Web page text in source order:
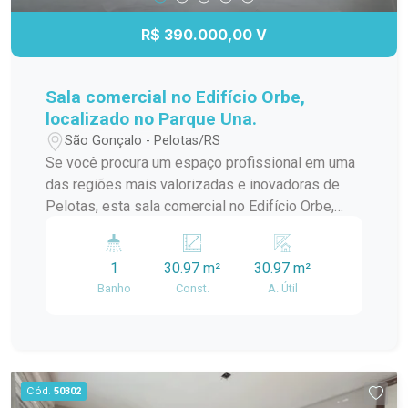
R$ 390.000,00 V
Sala comercial no Edifício Orbe,
localizado no Parque Una.
São Gonçalo - Pelotas/RS
Se você procura um espaço profissional em uma
das regiões mais valorizadas e inovadoras de
Pelotas, esta sala comercial no Edifício Orbe,
imóvel reúne modernidade, excelente iluminação
natural e versatilidade, proporcionando o
ambiente perfeito para empresas que desejam
1
Banho
30.97 m²
Const.
30.97 m²
A. Útil
Cód. 50302